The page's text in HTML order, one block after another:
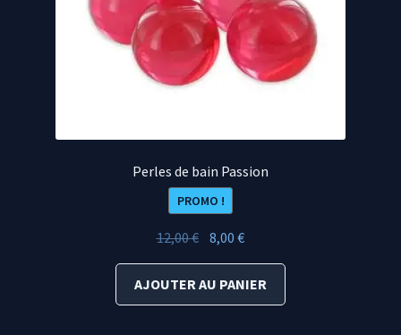
Perles de bain Passion
PROMO !
12,00€ Le
initial
était :
8,00€Le
actuel
est :
AJOUTER AU PANIER